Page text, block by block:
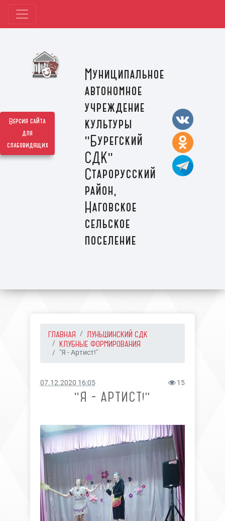
Версия сайта
для
слабовидящих
Муниципальное
автономное
учреждение
культуры
"Бурегский
СДК"
Старорусский
район,
Наговское
сельское
поселение
ГЛАВНАЯ
ЛУНЬШИНСКИЙ СДК
КЛУБНЫЕ ФОРМИРОВАНИЯ
"Я - Артист!"
07.12.2020 16:05 15
"Я - АРТИСТ!"